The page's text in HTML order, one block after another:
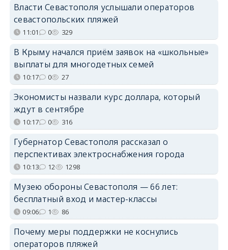
Власти Севастополя услышали операторов
севастопольских пляжей
11:01 0 329
В Крыму начался приём заявок на «школьные»
выплаты для многодетных семей
10:17 0 27
Экономисты назвали курс доллара, который
ждут в сентябре
10:17 0 316
Губернатор Севастополя рассказал о
перспективах электроснабжения города
10:13 12 1298
Музею обороны Севастополя — 66 лет:
бесплатный вход и мастер-классы
09:06 1 86
Почему меры поддержки не коснулись
операторов пляжей